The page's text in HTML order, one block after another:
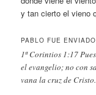
y tan cierto el vieno
PABLO FUE
1ª Corintios 1:17
el evangelio; no con
vana la cruz de Cristo.